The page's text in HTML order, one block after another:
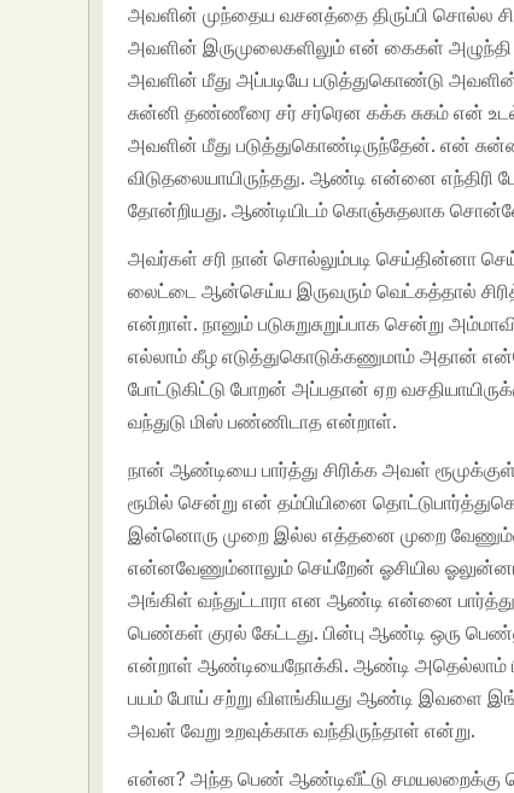
அவளின் முந்தைய வசனத்தை திருப்பி சொல்ல
அவளின் இருமுலைகளிலும் என் கைகள்
அவளின் மீது அப்படியே படுத்துகொண்டு
சுன்னி தண்ணீரை சர் சர்ரென கக்க சுகம் என் உடல்
அவளின் மீது படுத்துகொண்டிருந்தேன். என் சுன்னி
விடுதலையாயிருந்தது. ஆண்டி என்னை
தோன்றியது. ஆண்டியிடம் கொஞ்சுதலாக
அவர்கள் சரி நான் சொல்லும்படி செய்தின்னா
லைட்டை ஆன்செய்ய இருவரும் வெட்கத்தால்
என்றாள். நானும் படுசுறுசுறுப்பாக சென்று
எல்லாம் கீழ எடுத்துகொடுக்கணுமாம் அதான்
போட்டுகிட்டு போறன் அப்பதான் ஏற
வந்துடு மிஸ் பண்ணிடாத என்றாள்.
நான் ஆண்டியை பார்த்து சிரிக்க அவள்
ரூமில் சென்று என் தம்பியினை
இன்னொரு முறை இல்ல எத்தனை முறை
என்னவேணும்னாலும் செய்றேன் ஓசியில ஓலுன்னா
அங்கிள் வந்துட்டாரா என ஆண்டி என்னை
பெண்கள் குரல் கேட்டது. பின்பு ஆண்டி ஒரு
என்றாள் ஆண்டியைநோக்கி. ஆண்டி அதெல்லாம்
பயம் போய் சற்று விளங்கியது ஆண்டி இவளை
அவள் வேறு உறவுக்காக வந்திருந்தாள் என்று.
என்ன? அந்த பெண் ஆண்டிவீட்டு சமயலறைக்கு